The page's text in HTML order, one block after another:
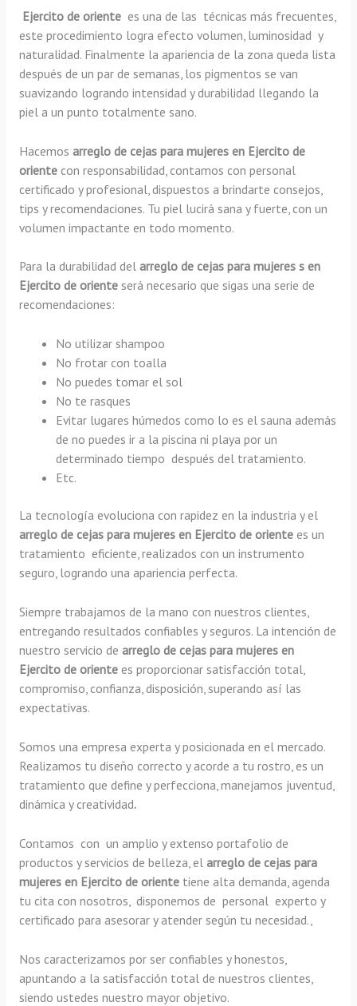
Ejercito de oriente es una de las técnicas más frecuentes,
este procedimiento logra efecto volumen, luminosidad y
naturalidad. Finalmente la apariencia de la zona queda lista
después de un par de semanas, los pigmentos se van
suavizando logrando intensidad y durabilidad llegando la
piel a un punto totalmente sano.
Hacemos arreglo de cejas para mujeres en Ejercito de
orientecon responsabilidad, contamos con personal
certificado y profesional, dispuestos a brindarte consejos,
tips y recomendaciones. Tu piel lucirá sana y fuerte, con un
volumen impactante en todo momento.
Para la durabilidad del arreglo de cejas para mujeres s en
Ejercito de oriente será necesario que sigas una serie de
recomendaciones:
No utilizar shampoo
No frotar con toalla
No puedes tomar el sol
No te rasques
Evitar lugares húmedos como lo es el sauna además
de no puedes ir a la piscina ni playa por un
determinado tiempo después del tratamiento.
Etc.
La tecnología evoluciona con rapidez en la industria y el
arreglo de cejas para mujeres en Ejercito de orientees un
tratamiento eficiente, realizados con un instrumento
seguro, logrando una apariencia perfecta.
Siempre trabajamos de la mano con nuestros clientes,
entregando resultados confiables y seguros. La intención de
nuestro servicio de arreglo de cejas para mujeres en
Ejercito de oriente es proporcionar satisfacción total,
compromiso, confianza, disposición, superando así las
expectativas.
Somos una empresa experta y posicionada en el mercado.
Realizamos tu diseño correcto y acorde a tu rostro, es un
tratamiento que define y perfecciona, manejamos juventud,
dinámica y creatividad.
Contamos con un amplio y extenso portafolio de
productos y servicios de belleza, el arreglo de cejas para
mujeres en Ejercito de orientetiene alta demanda, agenda
tu cita con nosotros, disponemos de personal experto y
certificado para asesorar y atender según tu necesidad.,
Nos caracterizamos por ser confiables y honestos,
apuntando a la satisfacción total de nuestros clientes,
siendo ustedes nuestro mayor objetivo.